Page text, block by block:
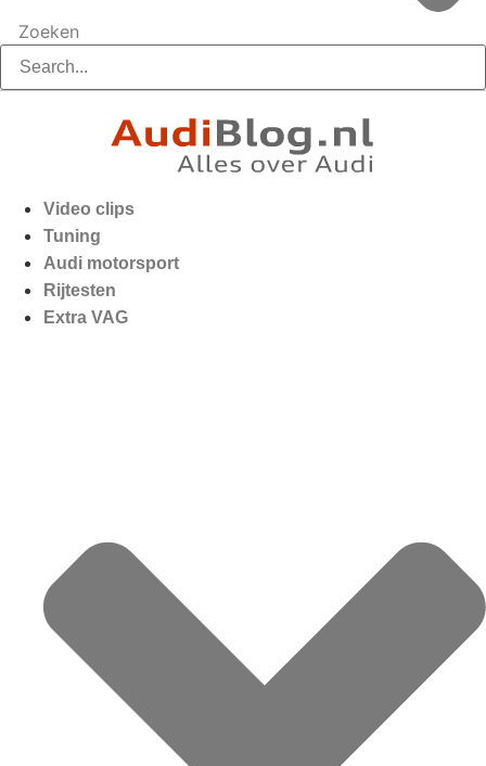
Zoeken
Video clips
Tuning
Audi motorsport
Rijtesten
Extra VAG